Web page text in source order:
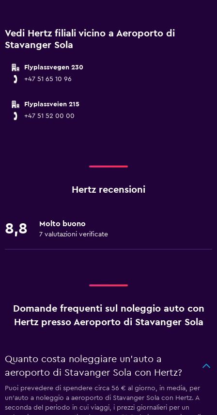
Vedi Hertz filiali vicino a Aeroporto di
Stavanger Sola
Flyplassvegen 230
+47 51 65 10 96
Flyplassveien 215
+47 51 52 00 00
Hertz recensioni
8,8 Molto buono
7 valutazioni verificate
Domande frequenti sul noleggio auto con
Hertz presso Aeroporto di Stavanger Sola
Quanto costa noleggiare un'auto a
aeroporto di Stavanger Sola con Hertz?
Puoi prevedere di spendere circa 56 € al giorno, in media, per
un'auto a noleggio a aeroporto di Stavanger Sola con Hertz. A
seconda del periodo in cui viaggi, i prezzi giornalieri per un